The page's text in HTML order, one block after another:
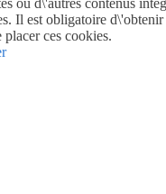
Il est obligatoire
placer ces cookies.